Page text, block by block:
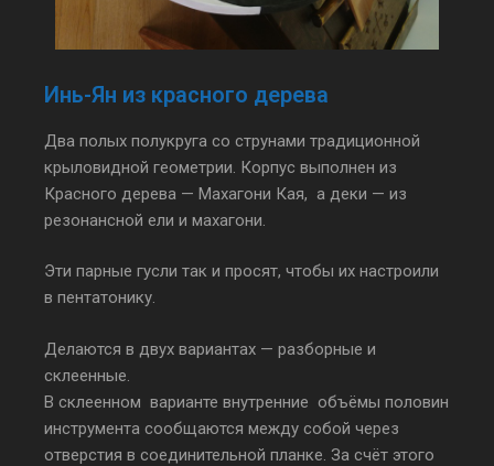
Инь-Ян из красного дерева
Два полых полукруга со струнами традиционной
крыловидной геометрии. Корпус выполнен из
Красного дерева — Махагони Кая, а деки — из
резонансной ели и махагони.
Эти парные гусли так и просят, чтобы их настроили
в пентатонику.
Делаются в двух вариантах — разборные и
склеенные.
В склеенном варианте внутренние объёмы половин
инструмента сообщаются между собой через
отверстия в соединительной планке. За счёт этого